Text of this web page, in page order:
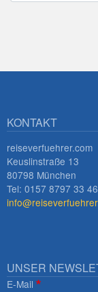
KONTAKT
reiseverfuehrer.com
Keuslinstraße 13
80798 München
Tel: 0157 8797 33 46
UNSER
E-Mail